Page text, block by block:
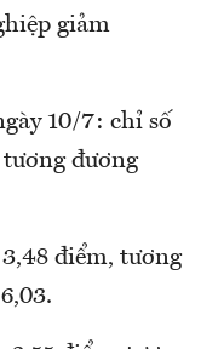
giảm
10/7: chỉ số
đương
điểm, tương